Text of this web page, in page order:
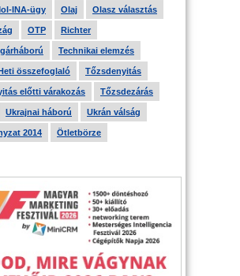
INA-ügy Olaj Olasz választás
OTP Richter
Technikai elemzés
összefoglaló Tőzsdenyitás
előtti várakozás Tőzsdezárás
Ukrajnai háború Ukrán válság
2014 Ötletbörze